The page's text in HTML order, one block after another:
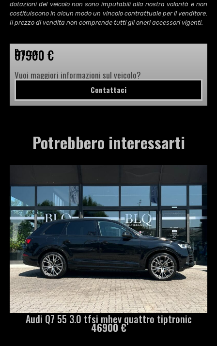
dotazioni del veicolo non sono imputabili alla nostra volontà e non
costituiscono in alcun modo un vincolo contrattuale per il venditore.
Il prezzo di vendita non comprende tutti gli oneri accessori vigenti.
Prezzo:
87900 €
Vuoi maggiori informazioni sul veicolo?
Contattaci
Potrebbero interessarti
Audi Q7 55 3.0 tfsi mhev quattro tiptronic
46900 €